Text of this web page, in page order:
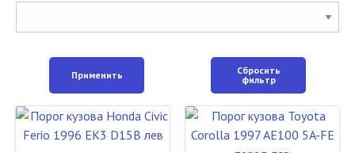
Применить
Сбросить
фильтр